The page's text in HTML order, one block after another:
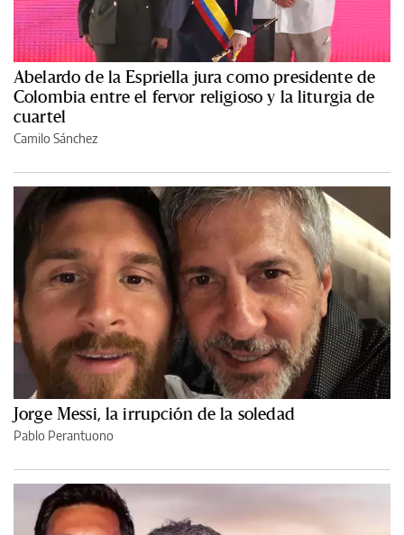
Abelardo de la Espriella jura como presidente de
Colombia entre el fervor religioso y la liturgia de
cuartel
Camilo Sánchez
Jorge Messi, la irrupción de la soledad
Pablo Perantuono